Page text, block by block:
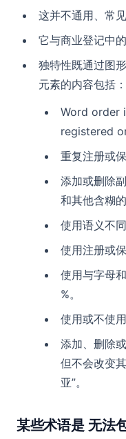
这并不通用、常见
它与商业登记中
独特性既通过图
元素的内容包括：
Word order
registered
重复注册或
添加或删除
和其他含糊的
使用语义不
使用注册或
使用与字母
%。
使用或不使
添加、删除
但不会改变
亚”。
某些术语是 无法